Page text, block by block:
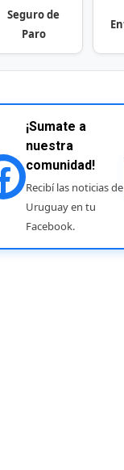
Seguro de
Paro
¡Sumate a
nuestra
comunidad!
Recibí las noticias de
Uruguay en tu
Facebook.